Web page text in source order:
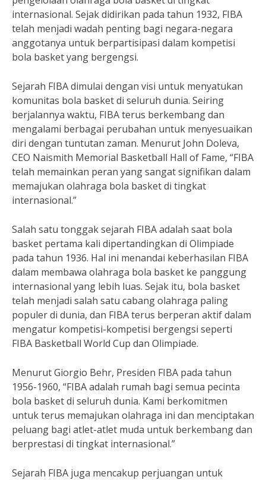
internasional. Sejak didirikan pada tahun 1932, FIBA
telah menjadi wadah penting bagi negara-negara
anggotanya untuk berpartisipasi dalam kompetisi
bola basket yang bergengsi.
Sejarah FIBA dimulai dengan visi untuk menyatukan
komunitas bola basket di seluruh dunia. Seiring
berjalannya waktu, FIBA terus berkembang dan
mengalami berbagai perubahan untuk menyesuaikan
diri dengan tuntutan zaman. Menurut John Doleva,
CEO Naismith Memorial Basketball Hall of Fame, “FIBA
telah memainkan peran yang sangat signifikan dalam
memajukan olahraga bola basket di tingkat
internasional.”
Salah satu tonggak sejarah FIBA adalah saat bola
basket pertama kali dipertandingkan di Olimpiade
pada tahun 1936. Hal ini menandai keberhasilan FIBA
dalam membawa olahraga bola basket ke panggung
internasional yang lebih luas. Sejak itu, bola basket
telah menjadi salah satu cabang olahraga paling
populer di dunia, dan FIBA terus berperan aktif dalam
mengatur kompetisi-kompetisi bergengsi seperti
FIBA Basketball World Cup dan Olimpiade.
Menurut Giorgio Behr, Presiden FIBA pada tahun
1956-1960, “FIBA adalah rumah bagi semua pecinta
bola basket di seluruh dunia. Kami berkomitmen
untuk terus memajukan olahraga ini dan menciptakan
peluang bagi atlet-atlet muda untuk berkembang dan
berprestasi di tingkat internasional.”
Sejarah FIBA juga mencakup perjuangan untuk